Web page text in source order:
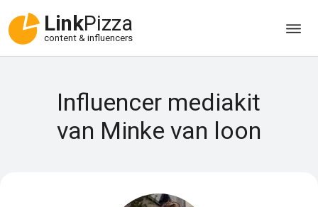
LinkPizza
content & influencers
Influencer mediakit
van Minke van loon